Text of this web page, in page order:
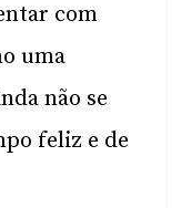
com
uma
não se
feliz e de